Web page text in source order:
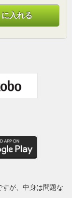
入れる
が、中身は問題な